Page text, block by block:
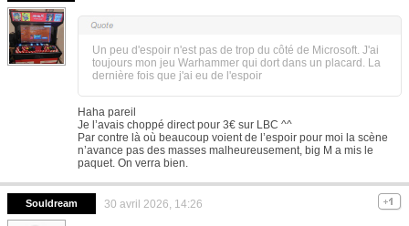
Un peu d'espoir n'est pas de trop du côté de Microsoft. J'ai
toujours mon jeu Warhammer qui dort dans un placard. La
dernière fois que j'ai eu de l'espoir
Haha pareil
Je l’avais choppé direct pour 3€ sur LBC ^^
Par contre là où beaucoup voient de l’espoir pour moi la scène
n’avance pas des masses malheureusement, big M a mis le
paquet. On verra bien.
Souldream 30 avril 2026, 14:26